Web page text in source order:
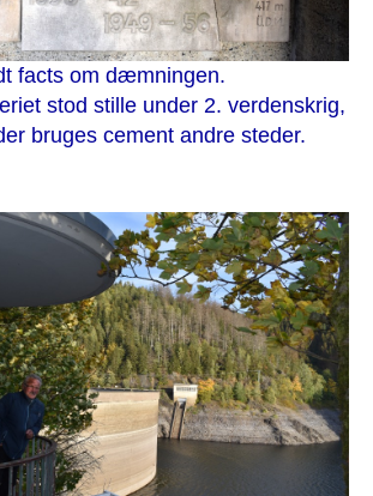
facts om dæmningen.
stod stille under 2. verdenskrig,
bruges cement andre steder.